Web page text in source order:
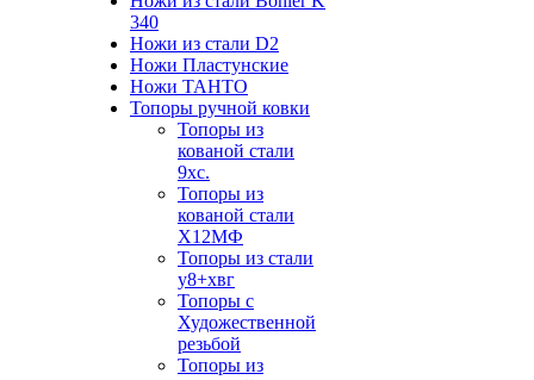
340
Ножи из стали D2
Ножи Пластунские
Ножи ТАНТО
Топоры ручной ковки
Топоры из
кованой стали
9хс.
Топоры из
кованой стали
Х12МФ
Топоры из стали
у8+хвг
Топоры с
Художественной
резьбой
Топоры из